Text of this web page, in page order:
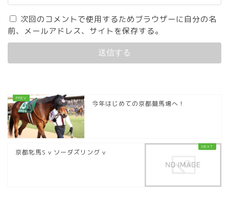
次回のコメントで使用するためブラウザーに自分の名
前、メールアドレス、サイトを保存する。
今年はじめての京都競馬場へ！
京都牝馬S v ソーダズリング v